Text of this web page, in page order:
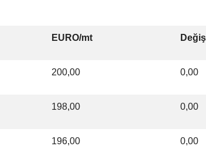
EURO/mt
200,00 0,00
198,00 0,00
196,00 0,00